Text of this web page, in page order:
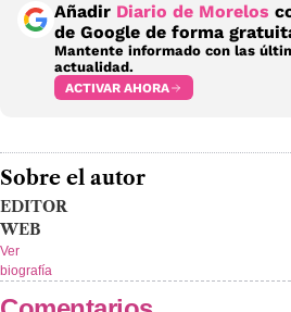
Añadir Diario de Morelos
de Google de forma
Mantente informado con las
actualidad.
ACTIVAR AHORA
Sobre el autor
EDITOR
WEB
Ver
biografía